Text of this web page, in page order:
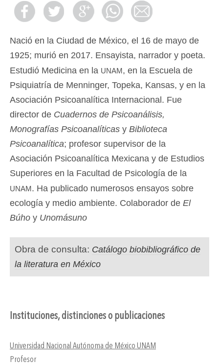
Nació en la Ciudad de México, el 16 de mayo de
1925; murió en 2017. Ensayista, narrador y poeta.
Estudió Medicina en la unam, en la Escuela de
Psiquiatría de Menninger, Topeka, Kansas, y en la
Asociación Psicoanalítica Internacional. Fue
director de Cuadernos de Psicoanálisis,
Monografías Psicoanalíticas y Biblioteca
Psicoanalítica; profesor supervisor de la
Asociación Psicoanalítica Mexicana y de Estudios
Superiores en la Facultad de Psicología de la
unam. Ha publicado numerosos ensayos sobre
ecología y medio ambiente. Colaborador de El
Búho y Unomásuno
Obra de consulta: Catálogo biobibliográfico de
la literatura en México
Instituciones, distinciones o publicaciones
Universidad Nacional Autónoma de México UNAM
Profesor